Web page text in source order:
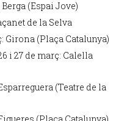
(Espai Jove)
de la Selva
Girona (Plaça Catalunya)
i 27 de març: Calella
(Teatre de la